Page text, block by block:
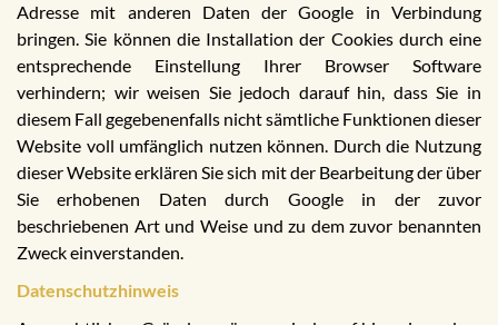
Adresse mit anderen Daten der Google in Verbindung
bringen. Sie können die Installation der Cookies durch eine
entsprechende Einstellung Ihrer Browser Software
verhindern; wir weisen Sie jedoch darauf hin, dass Sie in
diesem Fall gegebenenfalls nicht sämtliche Funktionen dieser
Website voll umfänglich nutzen können. Durch die Nutzung
dieser Website erklären Sie sich mit der Bearbeitung der über
Sie erhobenen Daten durch Google in der zuvor
beschriebenen Art und Weise und zu dem zuvor benannten
Zweck einverstanden.
Datenschutzhinweis